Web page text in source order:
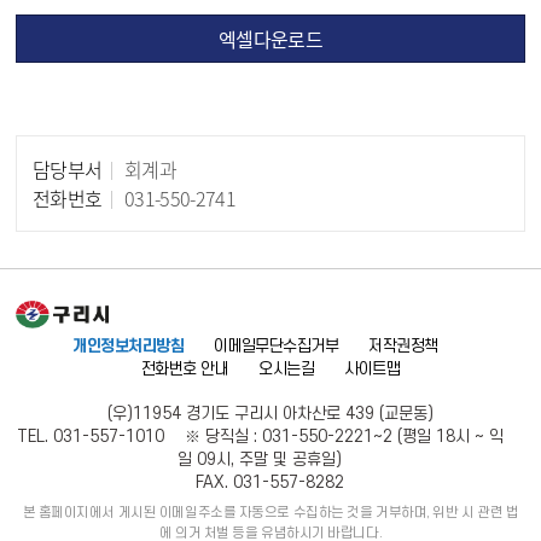
엑셀다운로드
담당부서
회계과
전화번호
031-550-2741
개인정보처리방침 이메일무단수집거부
저작권정책
전화번호 안내
오시는길 사이트맵
(우)11954 경기도 구리시 아차산로 439 (교문동)
TEL. 031-557-1010 ※ 당직실 : 031-550-2221~2 (평일 18시 ~ 익
일 09시, 주말 및 공휴일)
FAX. 031-557-8282
본 홈페이지에서 게시된 이메일주소를 자동으로 수집하는 것을 거부하며, 위반 시 관련 법
에 의거 처벌 등을 유념하시기 바랍니다.